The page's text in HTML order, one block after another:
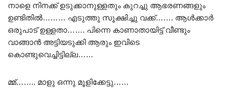
നാളെ നിനക്ക് ഉടുക്കാനുള്ളതും കുറച്ചു ആഭരണങ്ങളും
ഉണ്ടിതിൽ……… എടുത്തു സൂക്ഷിച്ചു വക്ക്……. ആൾക്കാർ
ഒരുപാട് ഉള്ളതാ……. പിന്നെ കാണാതായിട്ട് വീണ്ടും
വാങ്ങാൻ അട്ടിയടുക്കി ആരും ഇവിടെ
കൊണ്ടുവെച്ചിട്ടില്ല……
മ്മ്…….. മാളു ഒന്നു മൂളിക്കേട്ടു……